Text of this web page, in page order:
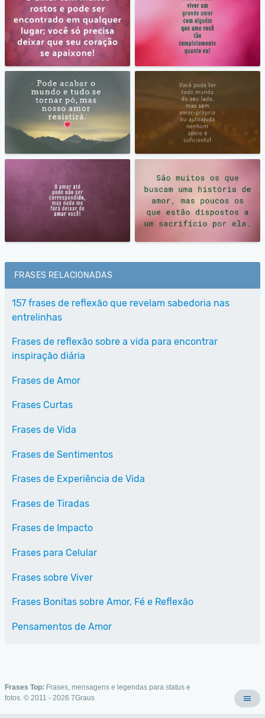
FRASES RELACIONADAS
157 frases de reflexão que revelam sabedoria nas
entrelinhas
Frases de reflexão sobre a vida para encontrar
inspiração diária
Frases de Amor
Frases Curtas
Frases de Vida
Frases de Sentimentos
Frases de Experiência de Vida
Frases de Tiradas
Frases de Impacto
Frases para Celular
Frases sobre Viver
Frases Bonitas sobre Amor, Fé e Reflexão
Pensamentos de Amor
Frases Top: Frases, mensagens e legendas para status e
fotos. © 2011 - 2026 7Graus